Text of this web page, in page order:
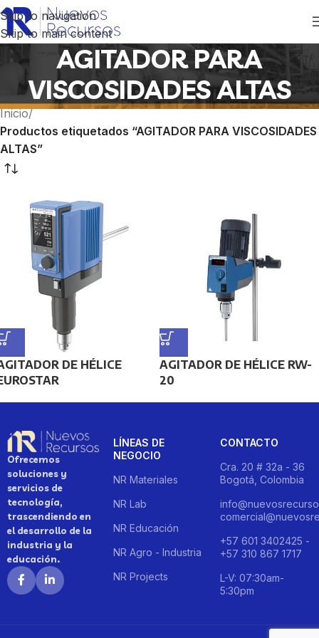
Skip to navigation
Skip to main content
AGITADOR PARA
VISCOSIDADES ALTAS
Inicio/
Productos etiquetados “AGITADOR PARA VISCOSIDADES
ALTAS”
DE HÉLICE
AGITADOR DE HÉLICE RW-
20
Ofrecemos
soluciones y
servicios de
tecnología,
trascendiendo en
el desarrollo de la
industria y la
educación.
LÍNEAS DE
NEGOCIO
NR Materiales
NR Lab
NR Educación
NR Agro - Industria
NR Projects
CONTACTO
Cra. 20 # 32a - 36
Bogotá, Colombia
+57 601 3402425 -
+57 310 867 1717
L-V: 07:30am-
5:30pm